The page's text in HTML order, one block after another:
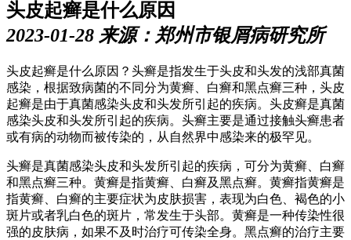
头皮起癣是什么原因
2023-01-28 来源：郑州市银屑病研究所
头皮起癣是什么原因？头癣是指发生于头皮和头发的浅部真菌
感染，根据致病菌的不同分为黄癣、白癣和黑点癣三种，头皮
起癣是由于真菌感染头皮和头发所引起的疾病。头皮癣是真菌
感染头皮和头发所引起的疾病。头癣主要是通过接触头癣患者
或有病的动物而被传染的，从自然界中感染来的极罕见。
头癣是真菌感染头皮和头发所引起的疾病，可分为黄癣、白癣
和黑点癣三种。黄癣是指黄癣、白癣及黑点癣。黄癣指黄癣是
指黄癣、白癣的主要症状为皮肤损害，表现为白色、褐色的小
斑片或者乳白色的斑片，常发生于头部。黄癣是一种传染性很
强的皮肤病，如果不及时治疗可传染全身。黑点癣的治疗主要